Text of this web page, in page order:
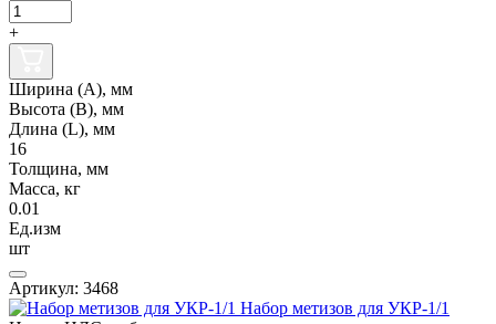
+
Ширина (А), мм
Высота (В), мм
Длина (L), мм
16
Толщина, мм
Масса, кг
0.01
Ед.изм
шт
Артикул: 3468
Набор метизов для УКР-1/1